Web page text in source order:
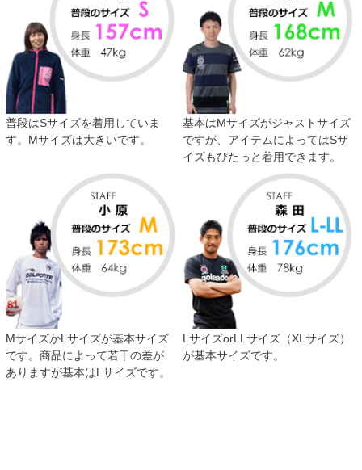
普段はSサイズを着用していま
す。Mサイズは大きいです。
基本はMサイズがジャストサイズ
ですが、アイテムによってはSサ
イズもぴたっと着用できます。
MサイズかLサイズが基本サイズ
です。商品によって若干の差が
ありますが基本はLサイズです。
LサイズorLLサイズ（XLサイズ）
が基本サイズです。